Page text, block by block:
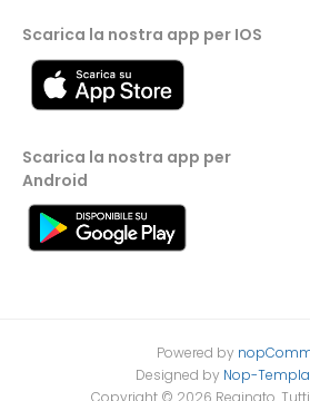
Scarica la nostra app per IOS
Scarica la nostra app per
Android
Powered by
Designed by Nop-